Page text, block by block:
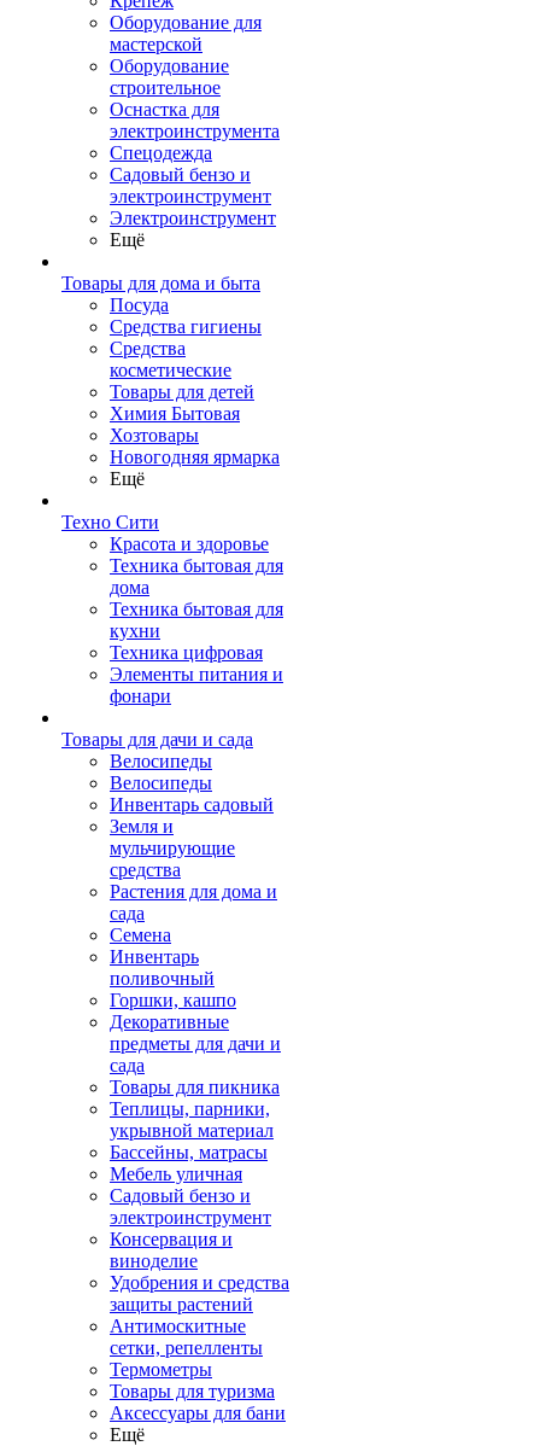
Оборудование для
мастерской
Оборудование
строительное
Оснастка для
электроинструмента
Спецодежда
Садовый бензо и
электроинструмент
Электроинструмент
Ещё
Товары для дома и быта
Посуда
Средства гигиены
Средства
косметические
Товары для детей
Химия Бытовая
Хозтовары
Новогодняя ярмарка
Ещё
Техно Сити
Красота и здоровье
Техника бытовая для
дома
Техника бытовая для
кухни
Техника цифровая
Элементы питания и
фонари
Товары для дачи и сада
Велосипеды
Велосипеды
Инвентарь садовый
Земля и
мульчирующие
средства
Растения для дома и
сада
Семена
Инвентарь
поливочный
Горшки, кашпо
Декоративные
предметы для дачи и
сада
Товары для пикника
Теплицы, парники,
укрывной материал
Бассейны, матрасы
Мебель уличная
Садовый бензо и
электроинструмент
Консервация и
виноделие
Удобрения и средства
защиты растений
Антимоскитные
сетки, репелленты
Термометры
Товары для туризма
Аксессуары для бани
Ещё